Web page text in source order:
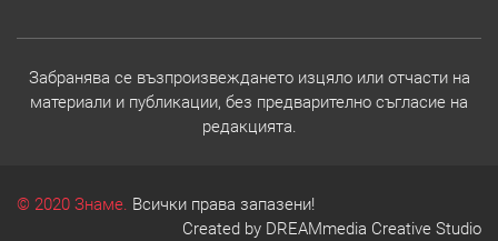
Забранява се възпроизвеждането изцяло или отчасти на
материали и публикации, без предварително съгласие на
редакцията.
© 2020 Знаме. Всички права запазени!
Created by DREAMmedia Creative Studio